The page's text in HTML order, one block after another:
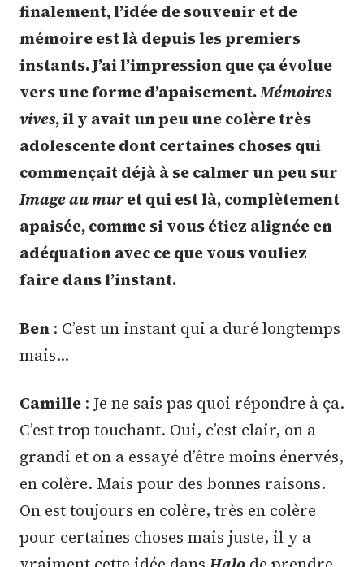
finalement, l’idée de souvenir et de
mémoire est là depuis les premiers
instants. J’ai l’impression que ça évolue
vers une forme d’apaisement.Mémoires
vives, il y avait un peu une colère très
adolescente dont certaines choses qui
commençait déjà à se calmer un peu sur
Image au muret qui est là, complètement
apaisée, comme si vous étiez alignée en
adéquation avec ce que vous vouliez
faire dans l’instant.
Ben : C’est un instant qui a duré longtemps
mais…
Camille : Je ne sais pas quoi répondre à ça.
C’est trop touchant. Oui, c’est clair, on a
grandi et on a essayé d’être moins énervés,
en colère. Mais pour des bonnes raisons.
On est toujours en colère, très en colère
pour certaines choses mais juste, il y a